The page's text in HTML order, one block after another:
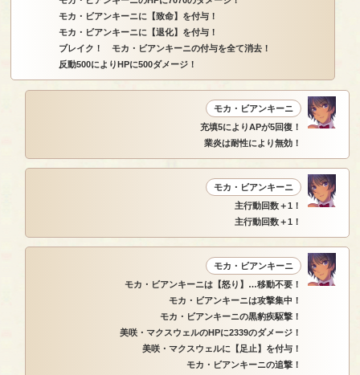
モカ・ビアンキーニに【致命】を付与！
モカ・ビアンキーニに【退化】を付与！
ブレイク！ モカ・ビアンキーニの付与を全て消去！
反動500によりHPに500ダメージ！
モカ・ビアンキーニ
充填5によりAPが5回復！
業炎は耐性により無効！
モカ・ビアンキーニ
主行動回数＋1！
主行動回数＋1！
モカ・ビアンキーニ
モカ・ビアンキーニは【怒り】…移動不要！
モカ・ビアンキーニは攻撃集中！
モカ・ビアンキーニの黒豹疾駆撃！
美咲・マクスウェルのHPに2339のダメージ！
美咲・マクスウェルに【足止】を付与！
モカ・ビアンキーニの追撃！